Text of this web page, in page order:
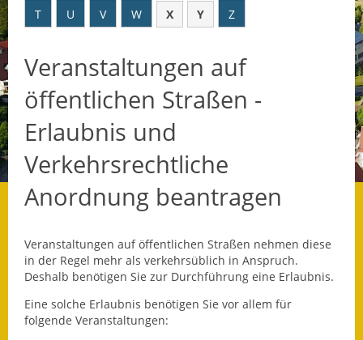
Datenschutz
Datenschutz im
Steueramt
Geschichte und
Gegenwart
Was die Alten noch
Wagner-Werkstatt
T
U V W X Y Z
Veranstaltungen auf
öffentlichen Straßen -
Erlaubnis und
Verkehrsrechtliche
Anordnung beantragen
Veranstaltungen auf öffentlichen Straßen nehmen diese
in der Regel mehr als verkehrsüblich in Anspruch.
Deshalb benötigen Sie zur Durchführung eine Erlaubnis.
Eine solche Erlaubnis benötigen Sie vor allem für
folgende Veranstaltungen: